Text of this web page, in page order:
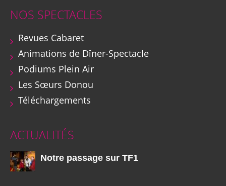
NOS SPECTACLES
Revues Cabaret
Animations de Dîner-Spectacle
Podiums Plein Air
Les Sœurs Donou
Téléchargements
ACTUALITÉS
Notre passage sur TF1